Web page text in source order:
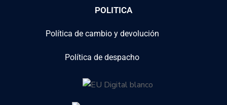
POLITICA
Política de cambio y devolución
Política de despacho